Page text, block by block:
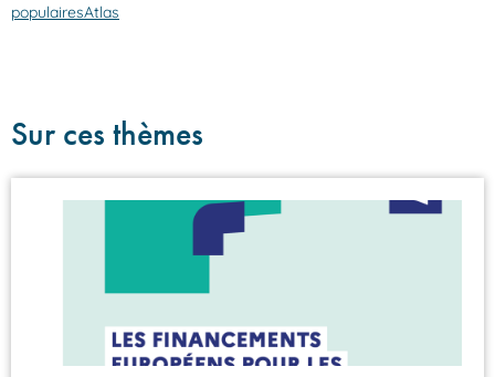
populairesAtlas
Sur ces thèmes